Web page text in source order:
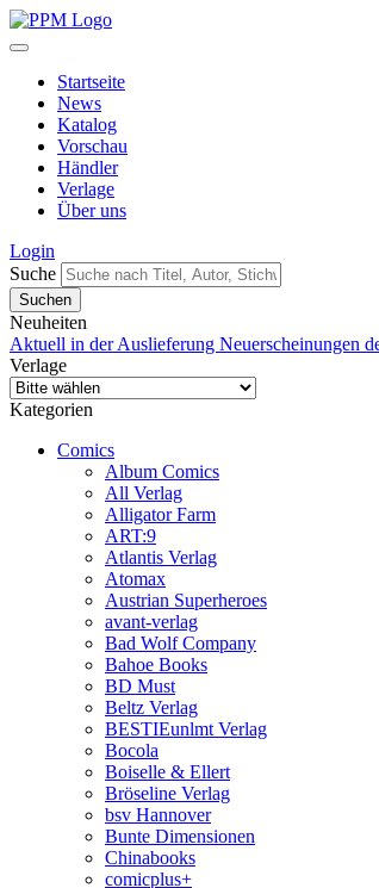
Startseite
News
Katalog
Vorschau
Händler
Verlage
Über uns
Login
Suche
Neuheiten
Aktuell in der Auslieferung Neuerscheinungen
Verlage
Kategorien
Comics
Album Comics
All Verlag
Alligator Farm
ART:9
Atlantis Verlag
Atomax
Austrian Superheroes
avant-verlag
Bad Wolf Company
Bahoe Books
BD Must
Beltz Verlag
BESTIEunlmt Verlag
Bocola
Boiselle & Ellert
Bröseline Verlag
bsv Hannover
Bunte Dimensionen
Chinabooks
comicplus+